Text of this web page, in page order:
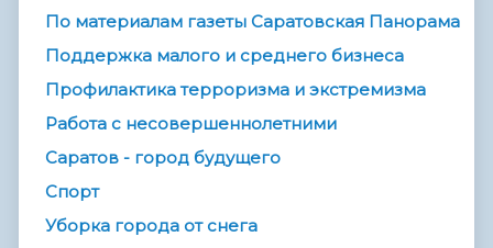
По материалам газеты Саратовская Панорама
Поддержка малого и среднего бизнеса
Профилактика терроризма и экстремизма
Работа с несовершеннолетними
Саратов - город будущего
Спорт
Уборка города от снега